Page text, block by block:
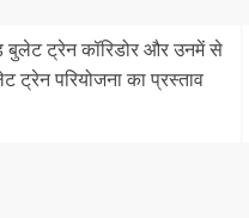
बुलेट ट्रेन कॉरिडोर और उनमें से
ट्रेन परियोजना का प्रस्ताव